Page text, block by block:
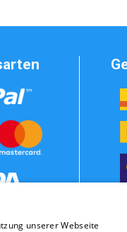
unserer Webseite